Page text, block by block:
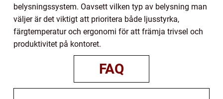
belysningssystem. Oavsett vilken typ av belysning man
väljer är det viktigt att prioritera både ljusstyrka,
färgtemperatur och ergonomi för att främja trivsel och
produktivitet på kontoret.
FAQ